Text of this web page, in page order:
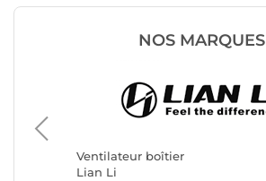
NOS MARQUES
Ventilateur boîtier
Lian Li